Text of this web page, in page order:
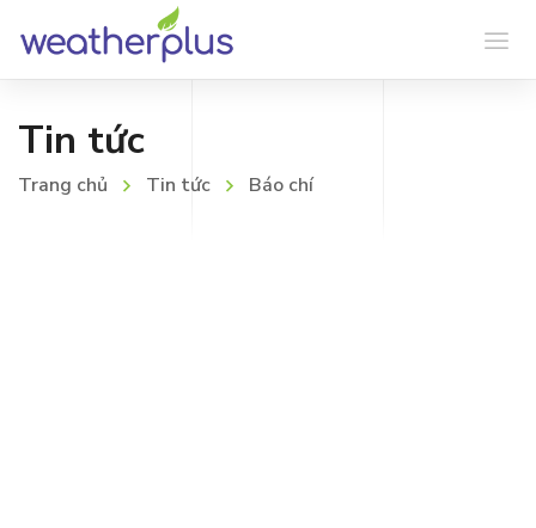
Tin tức
Trang chủ Tin tức Báo chí